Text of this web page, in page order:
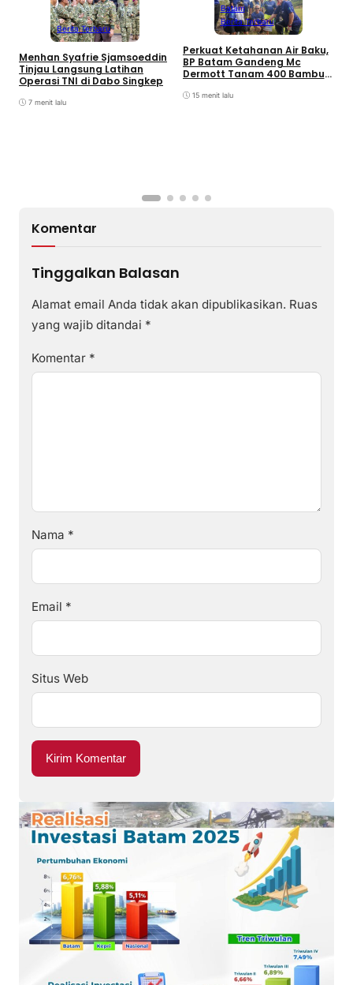
Berita Terbaru
Menhan Syafrie Sjamsoeddin
Tinjau Langsung Latihan
Operasi TNI di Dabo Singkep
7 menit lalu
Batam
Berita Terbaru
Perkuat Ketahanan Air Baku,
BP Batam Gandeng Mc
Dermott Tanam 400 Bambu
Nongsa
15 menit lalu
Komentar
Tinggalkan Balasan
Alamat email Anda tidak akan dipublikasikan. Ruas
yang wajib ditandai *
Komentar *
Nama *
Email *
Situs Web